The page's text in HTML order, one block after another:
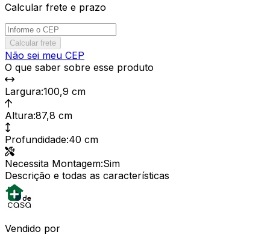
Calcular frete e prazo
Calcular frete
Não sei meu CEP
O que saber sobre esse produto
Largura:100,9 cm
Altura:87,8 cm
Profundidade:40 cm
Necessita Montagem:Sim
Descrição e todas as características
Vendido por